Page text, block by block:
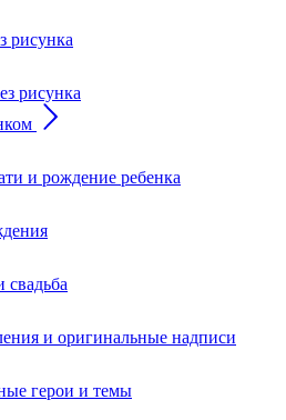
рисунка
рисунка
и рождение ребенка
и оригинальные надписи
герои и темы